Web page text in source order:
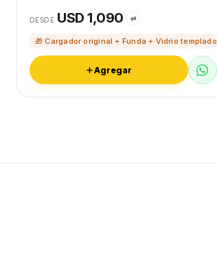
DESDE USD 1,090 ⇄
🎁 Cargador original + Funda + Vidrio templado
Agregar